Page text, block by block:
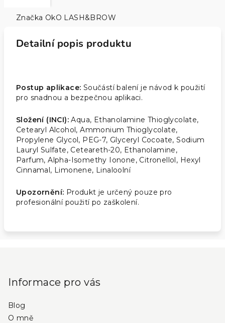
Značka OkO LASH&BROW
Detailní popis produktu
Postup aplikace: Součástí balení je návod k použití
pro snadnou a bezpečnou aplikaci.
Složení (INCI): Aqua, Ethanolamine Thioglycolate,
Cetearyl Alcohol, Ammonium Thioglycolate,
Propylene Glycol, PEG-7, Glyceryl Cocoate, Sodium
Lauryl Sulfate, Ceteareth-20, Ethanolamine,
Parfum, Alpha-Isomethy Ionone, Citronellol, Hexyl
Cinnamal, Limonene, Linaloolní
Upozornění: Produkt je určený pouze pro
profesionální použití po zaškolení.
Informace pro vás
Blog
O mně